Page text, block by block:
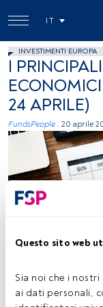
Questo sito web
Sia noi che i nostri
ai dati personali,
IT
INVESTIMENTI EUROPA
I
24 APRILE)
FundsPeople . 20 aprile
Rawpixel, Unsplash
Tempo di lettura: 2 min.